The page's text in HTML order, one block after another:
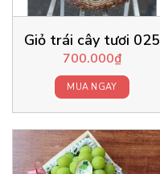
Giỏ trái cây tươi 025
700.000₫
MUA NGAY